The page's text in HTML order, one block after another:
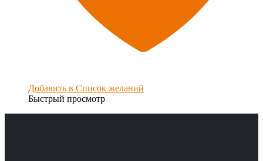
Добавить в Список желаний
Быстрый просмотр